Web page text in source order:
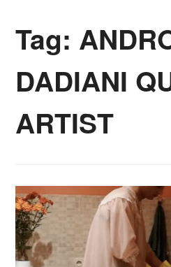
Tag:
DADIANI
ARTIST